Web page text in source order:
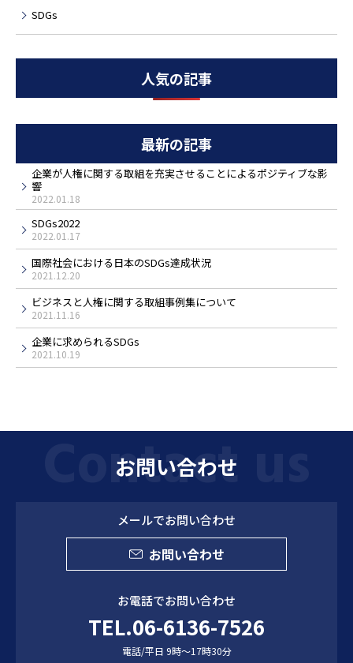
SDGs
人気の記事
最新の記事
企業が人権に関する取組を充実させることによるポジティブな影
響
2022.01.18
SDGs2022
2022.01.17
国際社会における日本のSDGs達成状況
2021.12.20
ビジネスと人権に関する取組事例集について
2021.11.16
企業に求められるSDGs
2021.10.19
お問い合わせ
メールでお問い合わせ
お問い合わせ
お電話でお問い合わせ
TEL.06-6136-7526
電話/平日 9時～17時30分